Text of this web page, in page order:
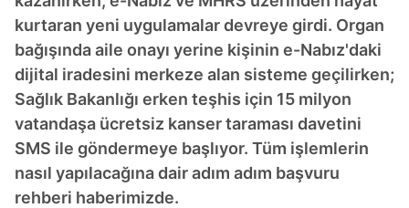
kurtaran yeni uygulamalar devreye girdi. Organ
bağışında aile onayı yerine kişinin e-Nabız'daki
dijital iradesini merkeze alan sisteme geçilirken;
Sağlık Bakanlığı erken teşhis için 15 milyon
vatandaşa ücretsiz kanser taraması davetini
SMS ile göndermeye başlıyor. Tüm işlemlerin
nasıl yapılacağına dair adım adım başvuru
rehberi haberimizde.